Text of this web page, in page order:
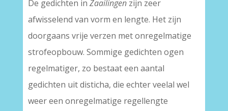
De gedichten in Zaailingenzijn zeer
afwisselend van vorm en lengte. Het zijn
doorgaans vrije verzen met onregelmatige
strofeopbouw. Sommige gedichten ogen
regelmatiger, zo bestaat een aantal
gedichten uit disticha, die echter veelal wel
weer een onregelmatige regellengte